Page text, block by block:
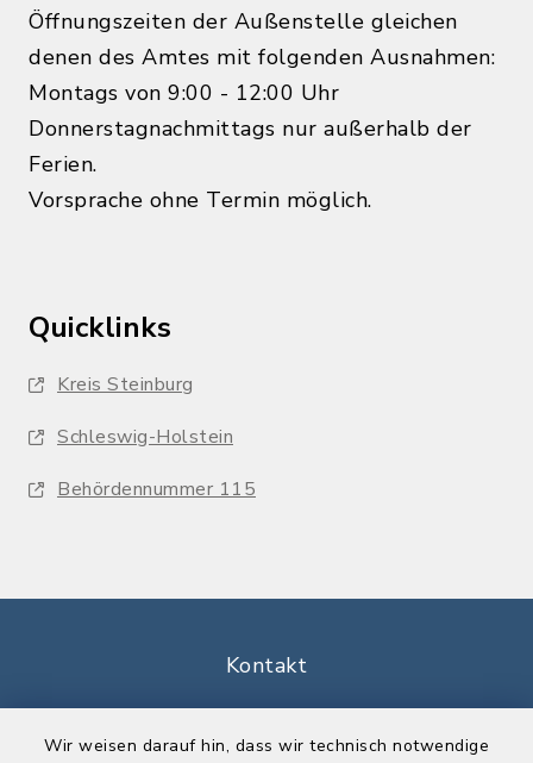
Wir weisen darauf hin, dass wir technisch notwendige
Öffnungszeiten der Außenstelle gleichen
denen des Amtes mit folgenden Ausnahmen:
Montags von 9:00 - 12:00 Uhr
Donnerstagnachmittags nur außerhalb der
Ferien.
Vorsprache ohne Termin möglich.
Quicklinks
Kreis Steinburg
Schleswig-Holstein
Behördennummer 115
Kontakt